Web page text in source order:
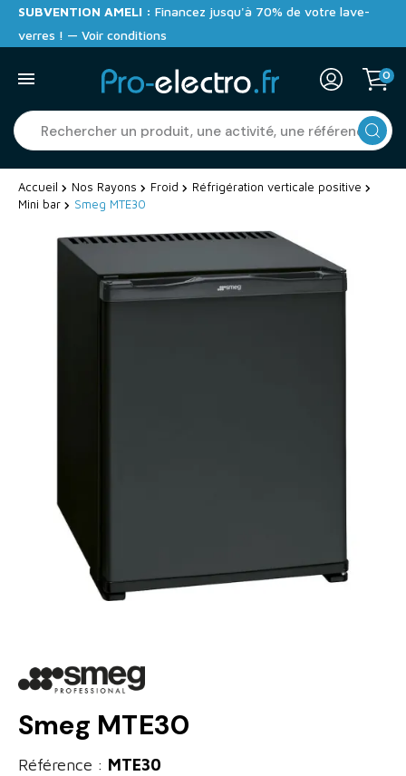
SUBVENTION AMELI : Financez jusqu'à 70% de votre lave-
verres ! — Voir conditions
0
Accueil Nos Rayons Froid
Réfrigération verticale positive
Mini bar
Smeg MTE30
Smeg MTE30
Référence : MTE30